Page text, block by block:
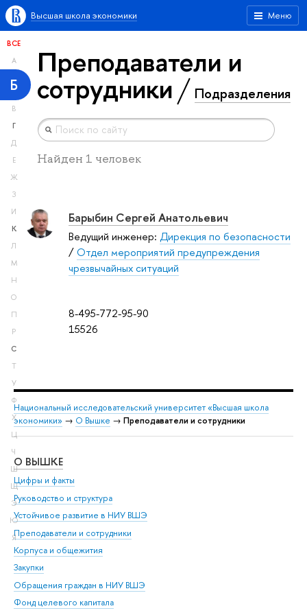
Меню
Высшая школа экономики
ВСЕ
А
Б
В
Г
Д
Е
Ж
З
И
К
Л
М
Н
О
П
Р
С
Т
У
Ф
Х
Ц
Ч
Ш
Щ
Э
Ю
Я
Преподаватели и
сотрудники Подразделения
Найден 1 человек
8-495-772-95-90
15526
Барыбин Сергей Анатольевич
Ведущий инженер: Дирекция по безопасности
/Отдел мероприятий предупреждения
чрезвычайных ситуаций
Национальный исследовательский университет «Высшая школа
экономики» → О Вышке → Преподаватели и сотрудники
О ВЫШКЕ
Цифры и факты
Руководство и структура
Устойчивое развитие в НИУ ВШЭ
Преподаватели и сотрудники
Корпуса и общежития
Закупки
Обращения граждан в НИУ ВШЭ
Фонд целевого капитала